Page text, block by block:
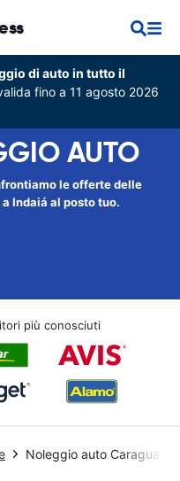
di auto in tutto il
fino a 11 agosto 2026
AUTO
le offerte delle
Indaiá al posto tuo.
più conosciuti
Noleggio auto